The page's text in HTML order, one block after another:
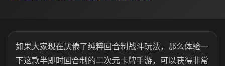
如果大家现在厌倦了纯粹回合制战斗玩法，那么体验一
下这款半即时回合制的二次元卡牌手游，可以获得非常